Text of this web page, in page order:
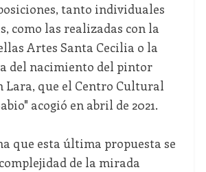
tanto individuales
como las realizadas con la
Artes Santa Cecilia o la
del nacimiento del pintor
Lara, que el Centro Cultural
acogió en abril de 2021.
que esta última propuesta se
de la mirada